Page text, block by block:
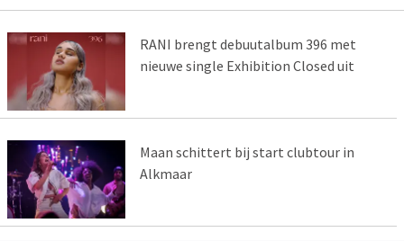
RANI brengt debuutalbum 396 met
nieuwe single Exhibition Closed uit
Maan schittert bij start clubtour in
Alkmaar